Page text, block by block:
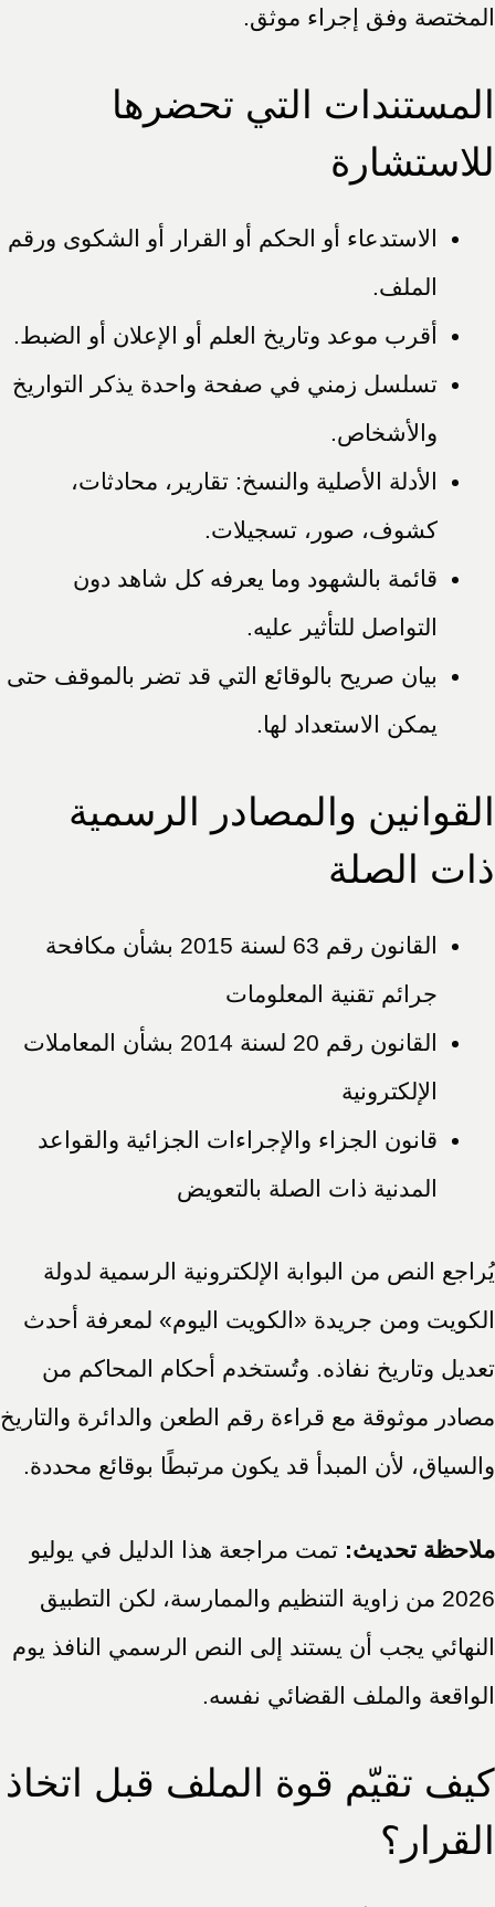
المختصة وفق إجراء موثق.
المستندات التي تحضرها
للاستشارة
الاستدعاء أو الحكم أو القرار أو الشكوى ورقم
الملف.
أقرب موعد وتاريخ العلم أو الإعلان أو الضبط.
تسلسل زمني في صفحة واحدة يذكر التواريخ
والأشخاص.
الأدلة الأصلية والنسخ: تقارير، محادثات،
كشوف، صور، تسجيلات.
قائمة بالشهود وما يعرفه كل شاهد دون
التواصل للتأثير عليه.
بيان صريح بالوقائع التي قد تضر بالموقف حتى
يمكن الاستعداد لها.
القوانين والمصادر الرسمية
ذات الصلة
القانون رقم 63 لسنة 2015 بشأن مكافحة
جرائم تقنية المعلومات
القانون رقم 20 لسنة 2014 بشأن المعاملات
الإلكترونية
قانون الجزاء والإجراءات الجزائية والقواعد
المدنية ذات الصلة بالتعويض
يُراجع النص من البوابة الإلكترونية الرسمية لدولة
الكويت ومن جريدة «الكويت اليوم» لمعرفة أحدث
تعديل وتاريخ نفاذه. وتُستخدم أحكام المحاكم من
مصادر موثوقة مع قراءة رقم الطعن والدائرة والتاريخ
والسياق، لأن المبدأ قد يكون مرتبطًا بوقائع محددة.
ملاحظة تحديث: تمت مراجعة هذا الدليل في يوليو
2026 من زاوية التنظيم والممارسة، لكن التطبيق
النهائي يجب أن يستند إلى النص الرسمي النافذ يوم
الواقعة والملف القضائي نفسه.
كيف تقيّم قوة الملف قبل اتخاذ
القرار؟